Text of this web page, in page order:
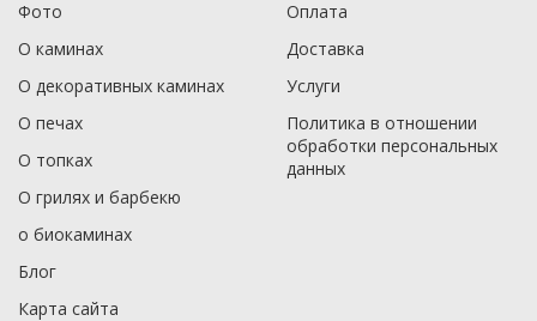
Фото
О каминах
О декоративных каминах
О печах
О топках
О грилях и барбекю
о биокаминах
Блог
Карта сайта
Оплата
Доставка
Услуги
Политика в отношении
обработки персональных
данныx